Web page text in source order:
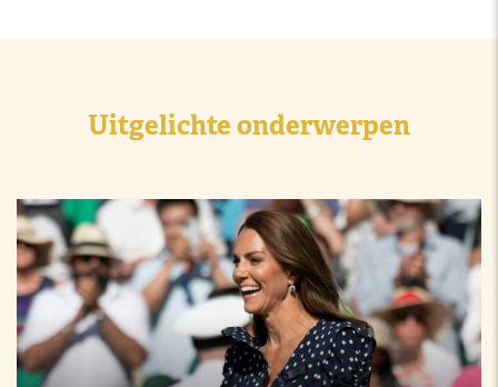
Uitgelichte onderwerpen